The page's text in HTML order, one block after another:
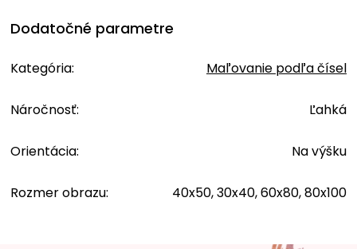
Dodatočné parametre
Kategória: Maľovanie podľa čísel
Náročnosť: Ľahká
Orientácia: Na výšku
Rozmer obrazu: 40x50, 30x40, 60x80, 80x100